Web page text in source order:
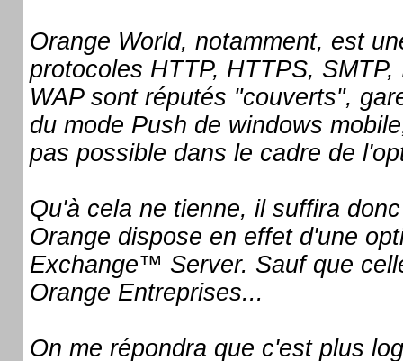
Orange World, notamment, est
protocoles HTTP, HTTPS,
WAP sont réputés "couverts",
du mode Push de windows
pas possible dans le cadre de
Qu'à cela ne tienne, il suffira
Orange dispose en effet d'une
Exchange™ Server. Sauf que
Orange Entreprises...
On me répondra que c'est plus